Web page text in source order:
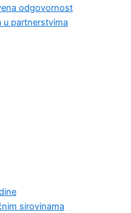
odgovornost
u partnerstvima
sirovinama